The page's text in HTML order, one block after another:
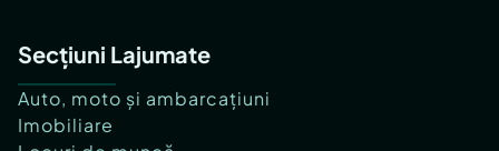
Secțiuni Lajumate
Auto, moto și ambarcațiuni
Imobiliare